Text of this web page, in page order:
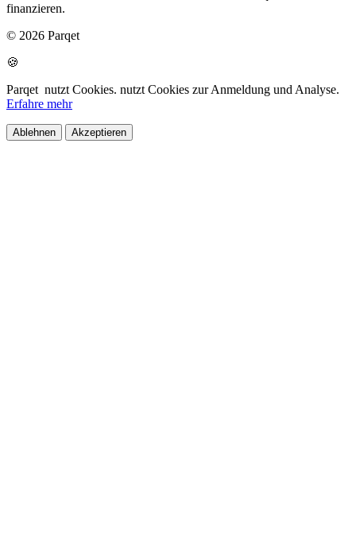
finanzieren.
© 2026 Parqet
🍪
Parqet nutzt Cookies. nutzt Cookies zur Anmeldung und Analyse.
Erfahre mehr
Ablehnen Akzeptieren